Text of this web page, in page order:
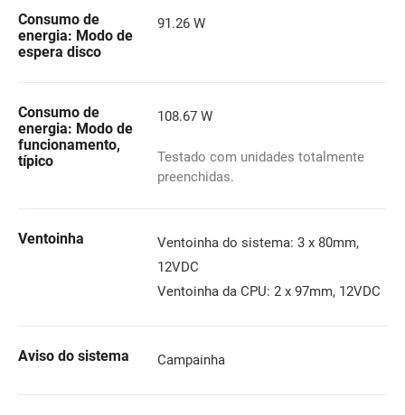
Consumo de
energia: Modo de
espera disco
91.26 W
Consumo de
energia: Modo de
funcionamento,
típico
108.67 W
Testado com unidades totalmente
preenchidas.
Ventoinha
Ventoinha do sistema: 3 x 80mm,
12VDC
Ventoinha da CPU: 2 x 97mm, 12VDC
Aviso do sistema Campainha